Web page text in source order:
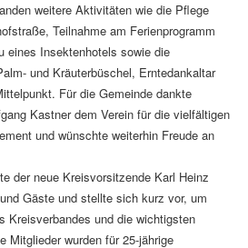
weitere Aktivitäten wie die Pflege
Teilnahme am Ferienprogramm
eines Insektenhotels sowie die
und Kräuterbüschel, Erntedankaltar
Für die Gemeinde dankte
Kastner dem Verein für die vielfältigen
und wünschte weiterhin Freude an
der neue Kreisvorsitzende Karl Heinz
Gäste und stellte sich kurz vor, um
Kreisverbandes und die wichtigsten
Mitglieder wurden für 25-jährige